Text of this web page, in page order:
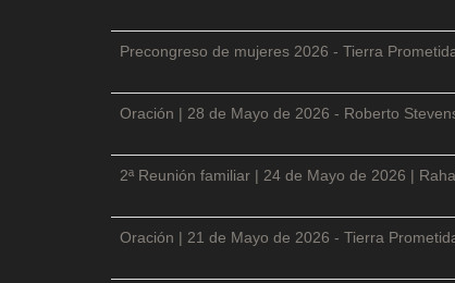
Precongreso de mujeres 2026 - Tierra
Oración | 28 de Mayo de 2026 - Roberto
2ª Reunión familiar | 24 de Mayo de 2026 |
Oración | 21 de Mayo de 2026 - Tierra